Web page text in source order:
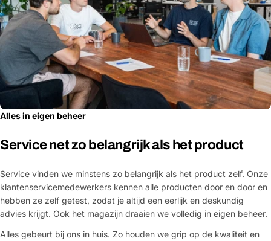
Alles in eigen beheer
Service net zo belangrijk als het product
Service vinden we minstens zo belangrijk als het product zelf. Onze
klantenservicemedewerkers kennen alle producten door en door en
hebben ze zelf getest, zodat je altijd een eerlijk en deskundig
advies krijgt. Ook het magazijn draaien we volledig in eigen beheer.
Alles gebeurt bij ons in huis. Zo houden we grip op de kwaliteit en